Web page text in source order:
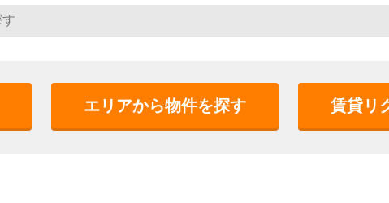
エリアから物件を探す 賃貸リ